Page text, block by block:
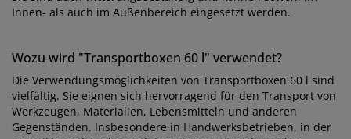
Innen- als auch im Außenbereich eingesetzt werden.
Wozu wird "Transportboxen 60 l" verwendet?
Die Verwendungsmöglichkeiten von Transportboxen 60 l sind
vielfältig. Sie eignen sich hervorragend für den Transport von
Werkzeugen, Materialien, Lebensmitteln und anderen
Gegenständen. Insbesondere in Handwerksbetrieben, in der